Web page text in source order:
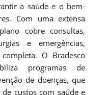
a saúde e o bem-
Com uma extensa
cobre consultas,
e emergências,
O Bradesco
programas de
de doenças, que
custos com saúde e